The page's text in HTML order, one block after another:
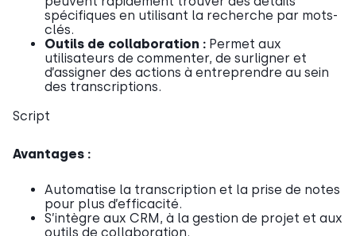
spécifiques en utilisant la recherche par mots-
clés.
Outils de collaboration : Permet aux
utilisateurs de commenter, de surligner et
d’assigner des actions à entreprendre au sein
des transcriptions.
Script
Avantages :
Automatise la transcription et la prise de notes
pour plus d’efficacité.
S’intègre aux CRM, à la gestion de projet et aux
outils de collaboration.